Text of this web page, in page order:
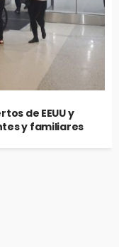
de EEUU y
y familiares